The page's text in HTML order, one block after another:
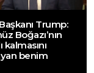
Trump:
Boğazı’nın
kalmasını
benim